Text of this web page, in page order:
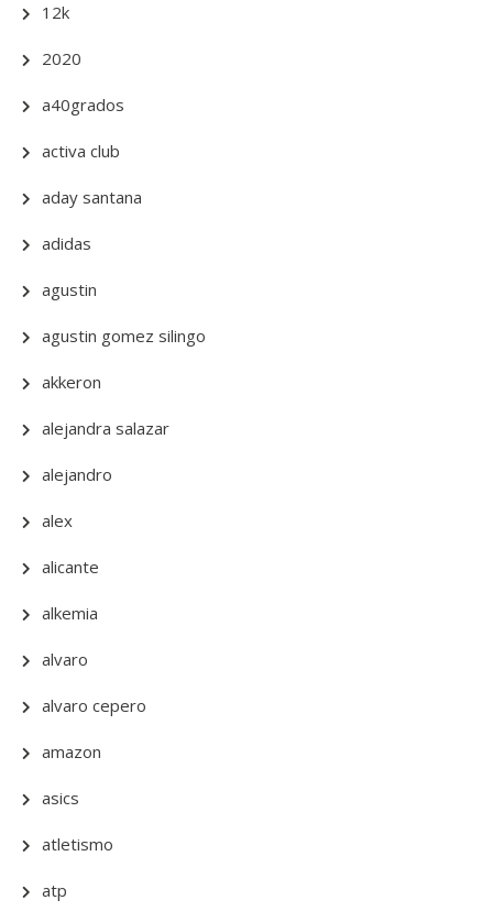
12k
2020
a40grados
activa club
aday santana
adidas
agustin
agustin gomez silingo
akkeron
alejandra salazar
alejandro
alex
alicante
alkemia
alvaro
alvaro cepero
amazon
asics
atletismo
atp